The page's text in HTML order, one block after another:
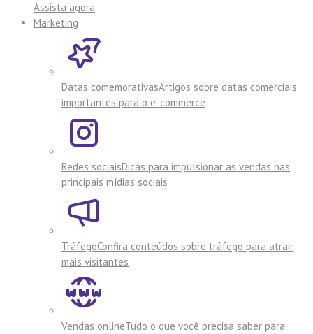
Assista agora
Marketing
Datas comemorativasArtigos sobre datas comerciais
importantes para o e-commerce
Redes sociaisDicas para impulsionar as vendas nas
principais mídias sociais
TráfegoConfira conteúdos sobre tráfego para atrair
mais visitantes
Vendas onlineTudo o que você precisa saber para